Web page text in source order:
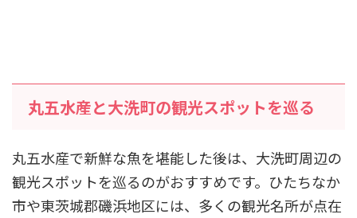
丸五水産と大洗町の観光スポットを巡る
丸五水産で新鮮な魚を堪能した後は、大洗町周辺の
観光スポットを巡るのがおすすめです。ひたちなか
市や東茨城郡磯浜地区には、多くの観光名所が点在